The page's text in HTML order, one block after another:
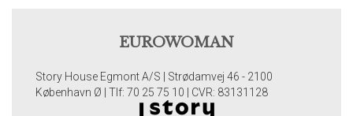
EUROWOMAN
Story House Egmont A/S | Strødamvej 46 - 2100
København Ø | Tlf: 70 25 75 10 | CVR: 83131128